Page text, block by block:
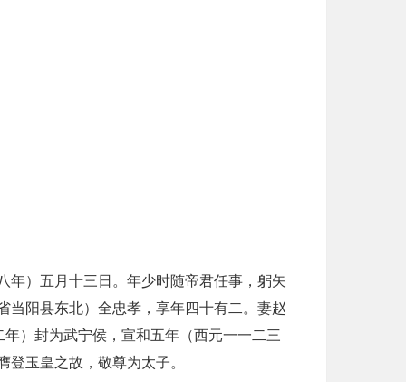
年）五月十三日。年少时随帝君任事，躬矢
当阳县东北）全忠孝，享年四十有二。妻赵
）封为武宁侯，宣和五年（西元一一二三
玉皇之故，敬尊为太子。